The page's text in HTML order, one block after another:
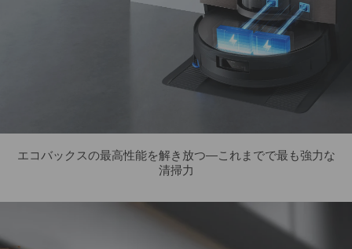
エコバックスの最高性能を解き放つ—これまでで最も強力な
清掃力